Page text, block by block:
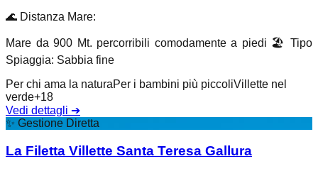
🌊 Distanza Mare:
Mare da 900 Mt. percorribili comodamente a piedi 🏖️ Tipo
Spiaggia: Sabbia fine
Per chi ama la naturaPer i bambini più piccoliVillette nel
verde+18
Vedi dettagli ➔
✨ Gestione Diretta
La Filetta Villette Santa Teresa Gallura